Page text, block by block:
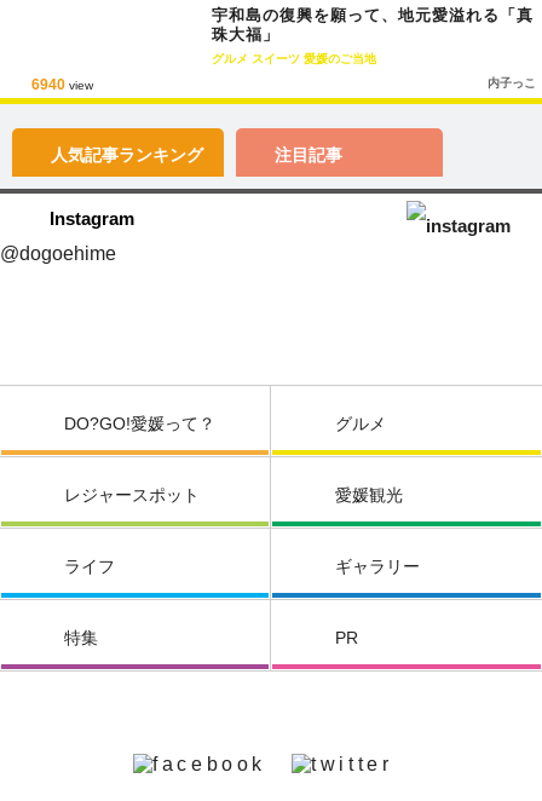
6940 view
宇和島の復興を願って、地元愛溢れる「真
珠大福」
グルメ スイーツ 愛媛のご当地
内子っこ
人気記事ランキング 注目記事
Instagram
@dogoehime
DO?GO!愛媛って？ グルメ
レジャースポット 愛媛観光
ライフ ギャラリー
特集 PR